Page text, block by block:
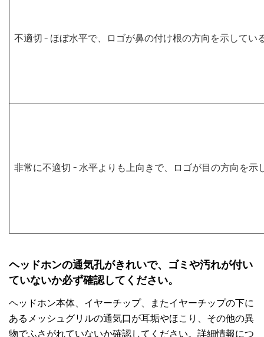
不適切 - ほぼ水平で、ロゴが鼻の付け根の方向を示してい
非常に不適切 - 水平よりも上向きで、ロゴが目の方向を示
ヘッドホンの通気孔がきれいで、ゴミや汚れが付い
ていないか必ず確認してください。
ヘッドホン本体、イヤーチップ、またイヤーチップの下に
あるメッシュグリルの通気口が耳垢やほこり、その他の異
物でふさがれていないか確認してください。詳細情報につ